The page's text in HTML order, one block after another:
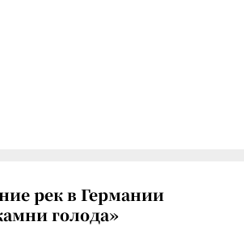
рек в Германии
голода»